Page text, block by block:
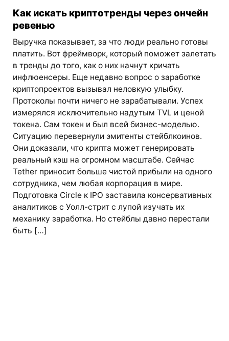
Как искать криптотренды через ончейн
ревенью
Выручка показывает, за что люди реально готовы
платить. Вот фреймворк, который поможет залетать
в тренды до того, как о них начнут кричать
инфлюенсеры. Еще недавно вопрос о заработке
криптопроектов вызывал неловкую улыбку.
Протоколы почти ничего не зарабатывали. Успех
измерялся исключительно надутым TVL и ценой
токена. Сам токен и был всей бизнес-моделью.
Ситуацию перевернули эмитенты стейблкоинов.
Они доказали, что крипта может генерировать
реальный кэш на огромном масштабе. Сейчас
Tether приносит больше чистой прибыли на одного
сотрудника, чем любая корпорация в мире.
Подготовка Circle к IPO заставила консервативных
аналитиков с Уолл-стрит с лупой изучать их
механику заработка. Но стейблы давно перестали
быть […]